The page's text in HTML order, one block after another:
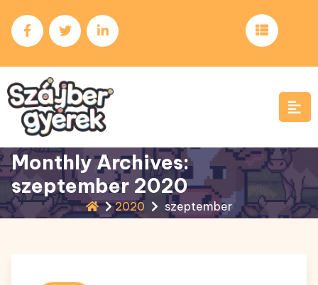
to
content
Monthly Archives:
szeptember 2020
2020 szeptember